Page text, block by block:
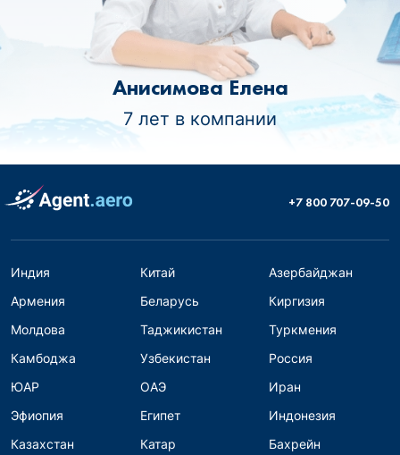
Анисимова Елена
7 лет в компании
+7 800 707-09-50
Индия Китай
Азербайджан
Армения
Беларусь
Киргизия
Молдова
Таджикистан
Туркмения
Камбоджа
Узбекистан
Россия
ЮАР
ОАЭ
Иран
Эфиопия
Египет
Индонезия
Казахстан
Катар
Бахрейн